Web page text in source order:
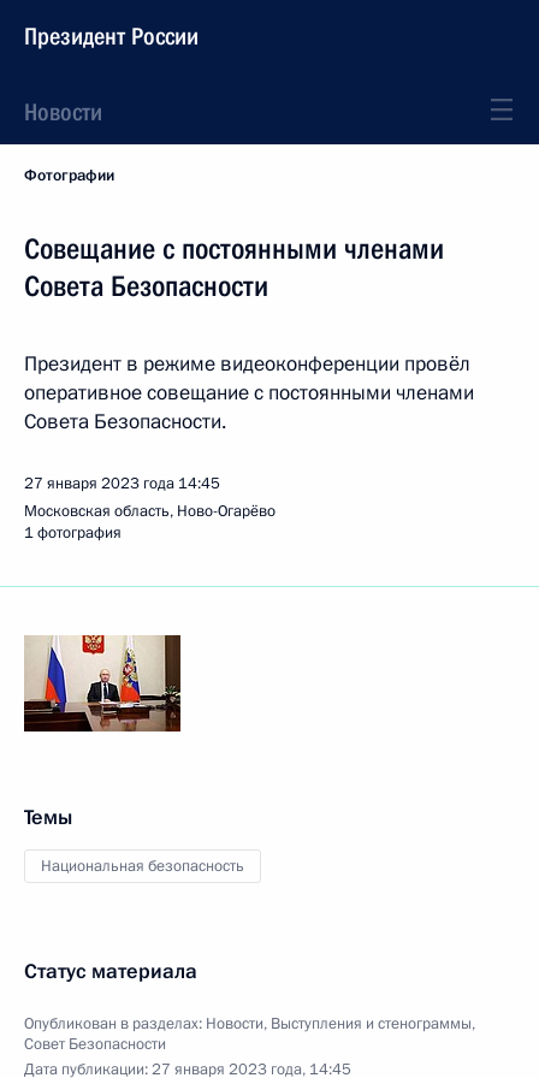
Президент России
Новости
Фотографии
Совещание с постоянными членами
Совета Безопасности
Президент в режиме видеоконференции провёл
оперативное совещание с постоянными членами
Совета Безопасности.
27 января 2023 года 14:45
Московская область, Ново-Огарёво
1 фотография
Темы
Национальная безопасность
Статус материала
Опубликован в разделах: Новости, Выступления и стенограммы,
Совет Безопасности
Дата публикации:27 января 2023 года, 14:45